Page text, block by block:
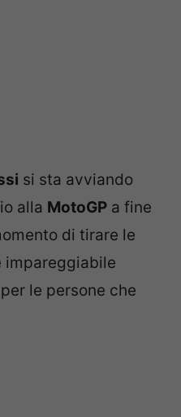
si sta avviando
alla MotoGP a fine
di tirare le
impareggiabile
le persone che